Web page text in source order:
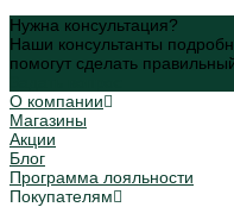
Нужна консультация?
Наши консультанты
помогут сделать
О компании
Магазины
Акции
Блог
Программа лояльности
Покупателям